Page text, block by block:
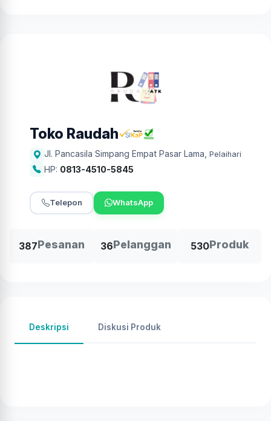
Toko Raudah
Jl. Pancasila Simpang Empat Pasar Lama Pelaihari
HP: 0813-4510-5845
Telepon WhatsApp
387Pesanan 36Pelanggan 530Produk
Deskripsi Diskusi Produk